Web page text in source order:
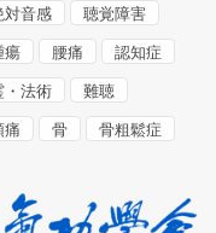
対音感 聴覚障害
瘍 腰痛 認知症
・法術 難聴
痛 骨 骨粗鬆症